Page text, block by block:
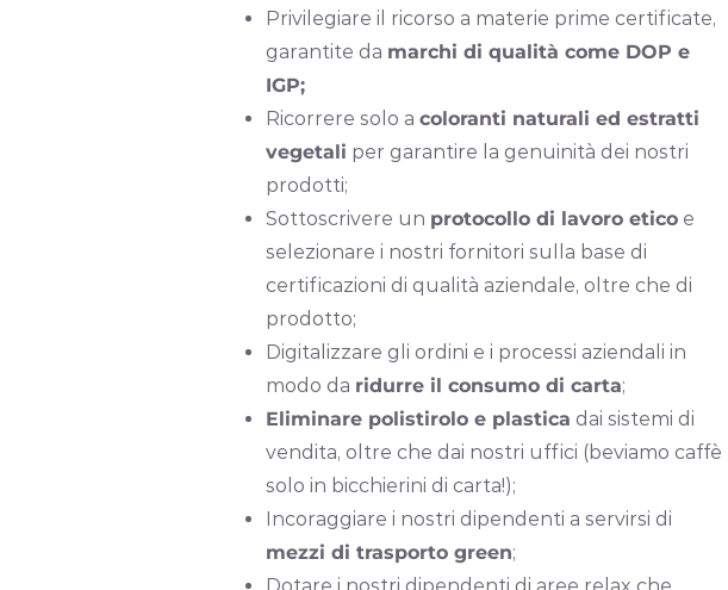
Privilegiare il ricorso a materie prime certificate,
garantite da marchi di qualità come DOP e
IGP;
Ricorrere solo a coloranti naturali ed estratti
vegetali per garantire la genuinità dei nostri
prodotti;
Sottoscrivere un protocollo di lavoro eticoe
selezionare i nostri fornitori sulla base di
certificazioni di qualità aziendale, oltre che di
prodotto;
Digitalizzare gli ordini e i processi aziendali in
modo da ridurre il consumo di carta;
Eliminare polistirolo e plastica dai sistemi di
vendita, oltre che dai nostri uffici (beviamo caffè
solo in bicchierini di carta!);
Incoraggiare i nostri dipendenti a servirsi di
mezzi di trasporto green;